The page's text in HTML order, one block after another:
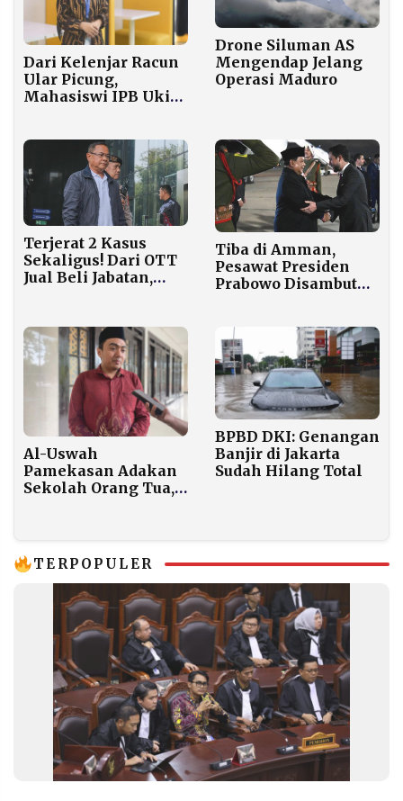
Dari Kelenjar Racun
Ular Picung,
Mahasiswi IPB Ukir
Sempurna
Drone Siluman AS
Mengendap Jelang
Operasi Maduro
Terjerat 2 Kasus
Sekaligus! Dari OTT
Jual Beli Jabatan,
Proyek Kereta
Tiba di Amman,
Pesawat Presiden
Prabowo Disambut
Al-Uswah
Pamekasan Adakan
Sekolah Orang Tua,
BPBD DKI: Genangan
Banjir di Jakarta
Sudah Hilang Total
TERPOPULER